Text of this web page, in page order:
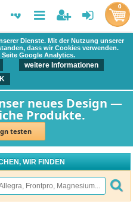
Dienste. Mit der Nutzung unserer
dass wir Cookies verwenden.
Google Analytics.
weitere Informationen
neues Design —
Produkte.
testen
0
WIR FINDEN